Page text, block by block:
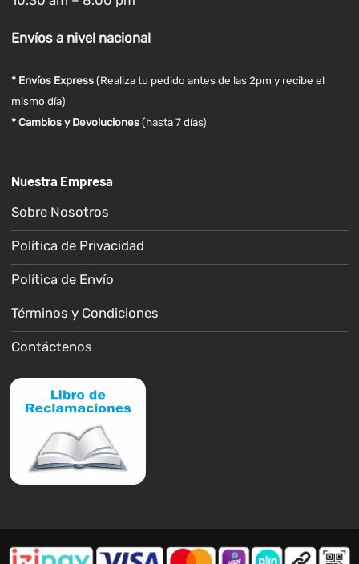
Envíosa nivel nacional
* Envíos Express(Realiza tu pedido antes de las 2pm y recibe el
mismo día)
* Cambios y Devoluciones (hasta 7 días)
Nuestra Empresa
Sobre Nosotros
Política de Privacidad
Política de Envío
Términos y Condiciones
Contáctenos